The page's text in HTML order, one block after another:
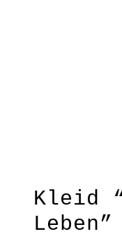
Kleid
Leben”